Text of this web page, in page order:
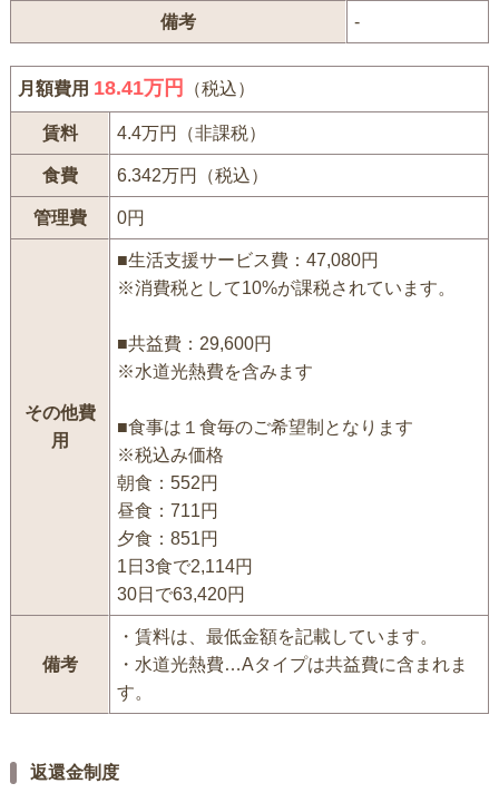
備考 -
月額費用 18.41万円 （税込）
賃料 4.4万円（非課税）
食費 6.342万円（税込）
管理費 0円
その他費
用
■生活支援サービス費：47,080円
※消費税として10%が課税されています。
■共益費：29,600円
※水道光熱費を含みます
■食事は１食毎のご希望制となります
※税込み価格
朝食：552円
昼食：711円
夕食：851円
1日3食で2,114円
30日で63,420円
備考
・賃料は、最低金額を記載しています。
・水道光熱費…Aタイプは共益費に含まれま
す。
返還金制度